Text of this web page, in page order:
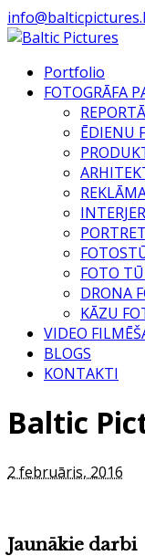
Portfolio
FOTOGRĀFA
ĒDIENU
FOTO
DRONA
KĀZU
VIDEO
BLOGS
KONTAKTI
Baltic
2 februāris, 2016
Jaunākie darbi